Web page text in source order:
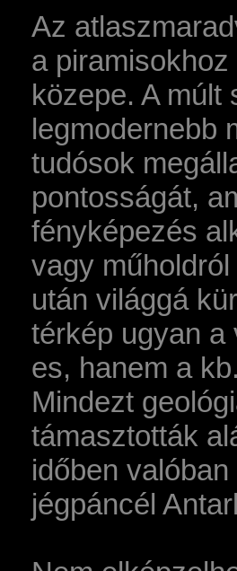
Az
a
közepe. A múlt
legmodernebb
tudósok
pontosságát,
fényképezés
vagy
után világgá
térkép ugyan a
es, hanem a
Mindezt
támasztották
időben
jégpáncél